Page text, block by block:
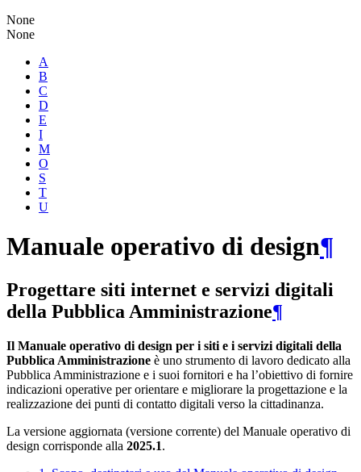
None
None
A
B
C
D
E
I
M
O
S
T
U
Manuale operativo di design¶
Progettare siti internet e servizi digitali
della Pubblica Amministrazione¶
Il Manuale operativo di design per i siti e i servizi digitali della
Pubblica Amministrazione è uno strumento di lavoro dedicato alla
Pubblica Amministrazione e i suoi fornitori e ha l’obiettivo di fornire
indicazioni operative per orientare e migliorare la progettazione e la
realizzazione dei punti di contatto digitali verso la cittadinanza.
La versione aggiornata (versione corrente) del Manuale operativo di
design corrisponde alla 2025.1.